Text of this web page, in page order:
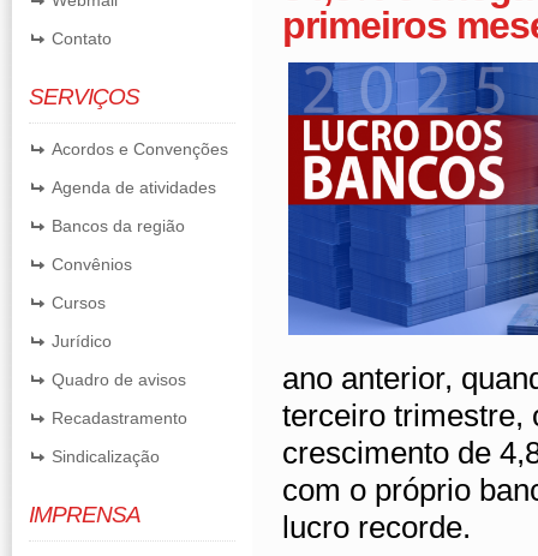
Contato
SERVIÇOS
Acordos e Convenções
Agenda de atividades
Bancos da região
Convênios
Cursos
Jurídico
Quadro de avisos
Recadastramento
Sindicalização
IMPRENSA
primeiros
ano anterior,
terceiro trimestre,
crescimento de
com o próprio
lucro recorde.